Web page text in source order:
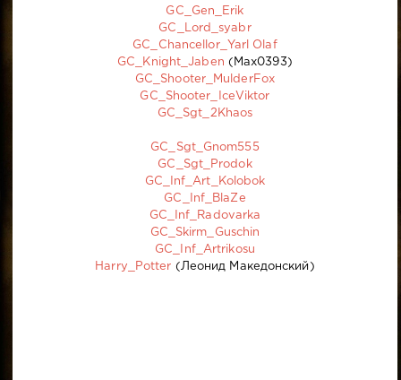
GC_Gen_Erik
GC_Lord_syabr
GC_Chancellor_Yarl Olaf
GC_Knight_Jaben (Max0393)
GC_Shooter_MulderFox
GC_Shooter_IceViktor
GC_Sgt_2Khaos
GC_Sgt_Gnom555
GC_Sgt_Prodok
GC_Inf_Art_Kolobok
GC_Inf_BlaZe
GC_Inf_Radovarka
GC_Skirm_Guschin
GC_Inf_Artrikosu
Harry_Potter (Леонид Македонский)